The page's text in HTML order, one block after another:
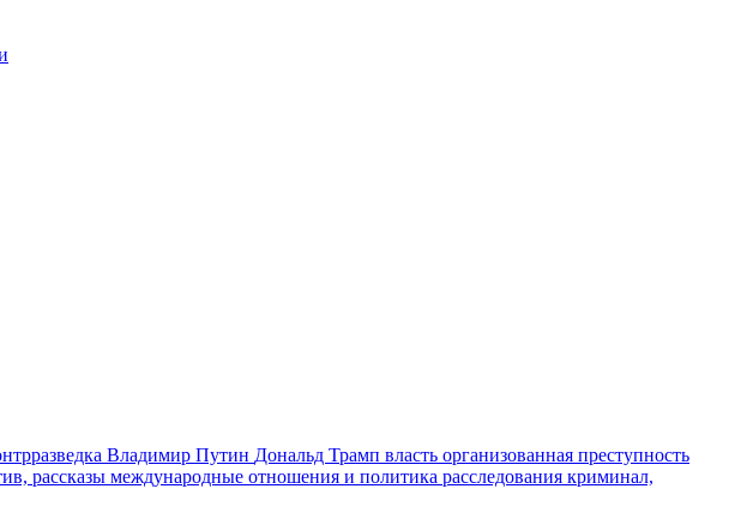
Владимир Путин Дональд Трамп власть организованная преступность
рассказы международные отношения и политика расследования криминал,